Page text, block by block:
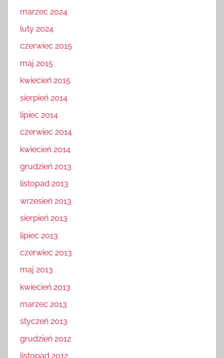
marzec 2024
luty 2024
czerwiec 2015
maj 2015
kwiecień 2015
sierpień 2014
lipiec 2014
czerwiec 2014
kwiecień 2014
grudzień 2013
listopad 2013
wrzesień 2013
sierpień 2013
lipiec 2013
czerwiec 2013
maj 2013
kwiecień 2013
marzec 2013
styczeń 2013
grudzień 2012
listopad 2012